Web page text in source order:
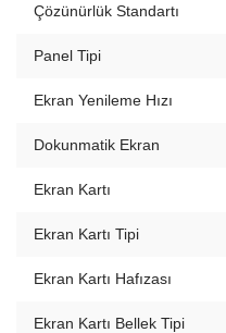
Çözünürlük Standartı
Panel Tipi
Ekran Yenileme Hızı
Dokunmatik Ekran
Ekran Kartı
Ekran Kartı Tipi
Ekran Kartı Hafızası
Ekran Kartı Bellek Tipi